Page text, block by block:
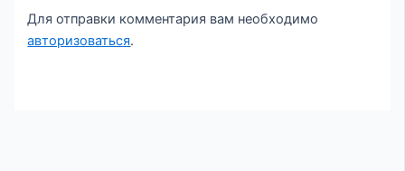
Для отправки комментария вам необходимо
авторизоваться.